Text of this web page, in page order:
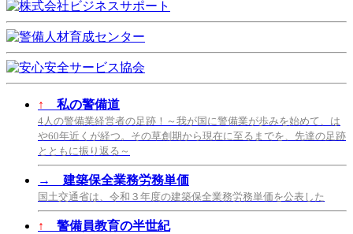
↑ 私の警備道
4人の警備業経営者の足跡！～我が国に警備業が歩みを始めて、は
や60年近くが経つ。その草創期から現在に至るまでを、先達の足跡
とともに振り返る～
→ 建築保全業務労務単価
国土交通省は、令和３年度の建築保全業務労務単価を公表した
↑ 警備員教育の半世紀